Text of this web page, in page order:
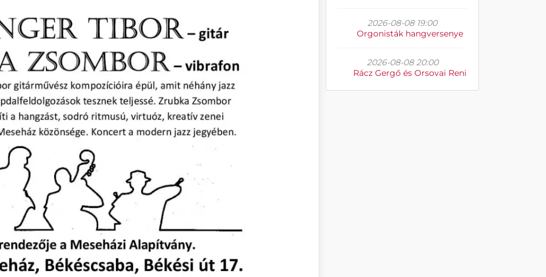
2026-08-08 19:00
Orgonisták hangversenye
2026-08-08 20:00
Rácz Gergő és Orsovai Reni